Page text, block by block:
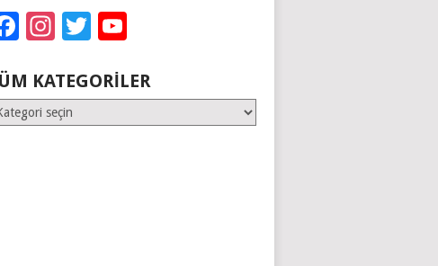
Facebook
Instagram
Twitter
KATEGORILER